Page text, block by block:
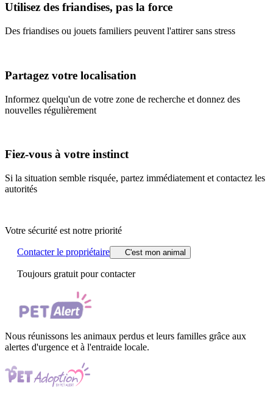
Utilisez des friandises, pas la force
Des friandises ou jouets familiers peuvent l'attirer sans stress
Partagez votre localisation
Informez quelqu'un de votre zone de recherche et donnez des
nouvelles régulièrement
Fiez-vous à votre instinct
Si la situation semble risquée, partez immédiatement et contactez les
autorités
Votre sécurité est notre priorité
Contacter le propriétaire C'est mon animal
Toujours gratuit pour contacter
Nous réunissons les animaux perdus et leurs familles grâce aux
alertes d'urgence et à l'entraide locale.